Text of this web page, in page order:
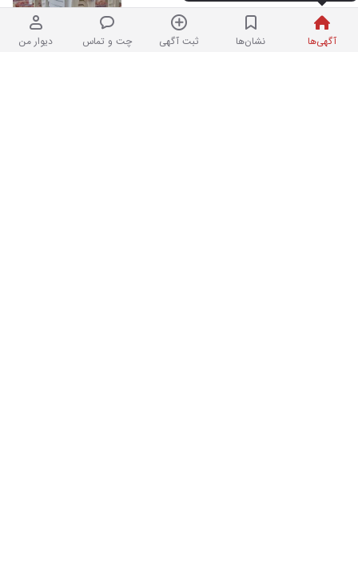
آگهی‌ها نشان‌ها ثبت آگهی چت و تماس دیوار من
۱,۰۰۰ تومان
نردبان شده | فروشگاهدر میدان ولیعصر